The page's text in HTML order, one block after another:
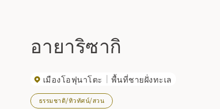
อายาริซากิ
เมืองโอฟุนาโตะ พื้นที่ชายฝั่งทะเล
ธรรมชาติ/ทิวทัศน์/สวน